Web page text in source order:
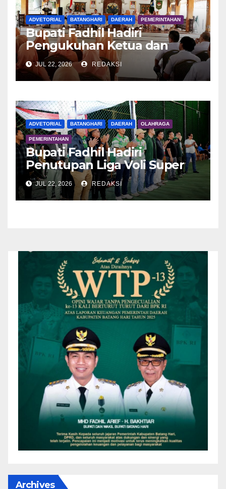
ADVETORIAL BATANGHARI DAERAH PEMERINTAHAN
Bupati Fadhil Hadiri
Pengukuhan Ketua dan
Pengurus DWP Batang Hari
2026
JUL 22, 2026 REDAKSI
ADVETORIAL BATANGHARI DAERAH OLAHRAGA
PEMERINTAHAN
Bupati Fadhil Hadiri
Penutupan Liga Voli Super
Tangguh 2026
JUL 22, 2026 REDAKSI
Archives